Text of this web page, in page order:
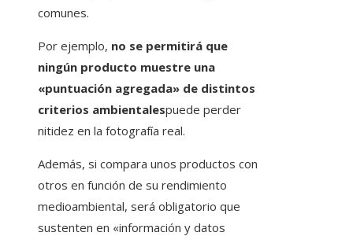
comunes.
Por ejemplo, no se permitirá que
ningún producto muestre una
«puntuación agregada» de distintos
criterios ambientalespuede perder
nitidez en la fotografía real.
Además, si compara unos productos con
otros en función de su rendimiento
medioambiental, será obligatorio que
sustenten en «información y datos